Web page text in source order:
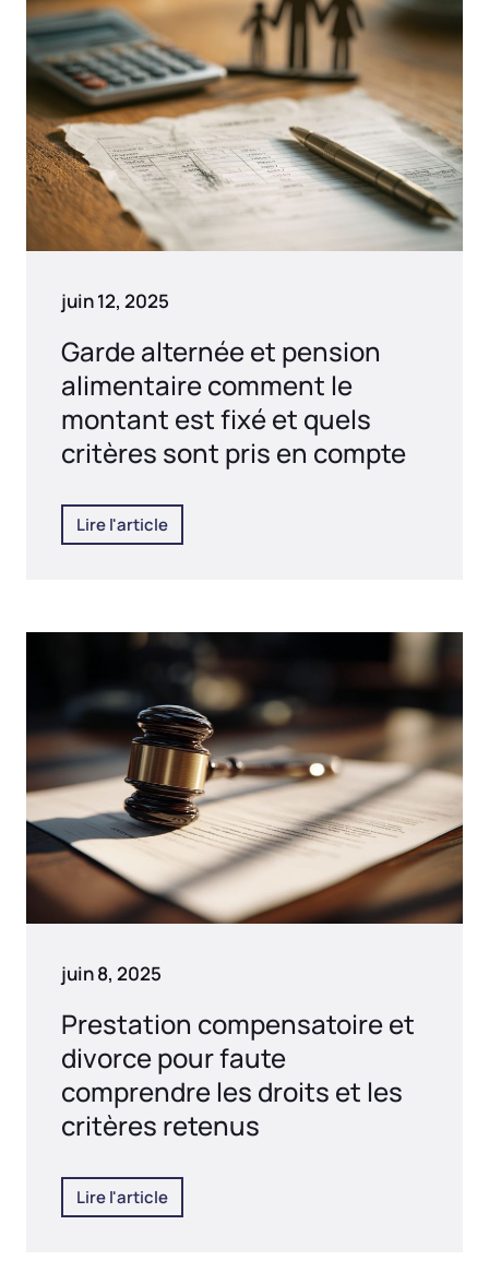
juin 12, 2025
Garde alternée et pension
alimentaire comment le
montant est fixé et quels
critères sont pris en compte
Lire l'article
juin 8, 2025
Prestation compensatoire et
divorce pour faute
comprendre les droits et les
critères retenus
Lire l'article